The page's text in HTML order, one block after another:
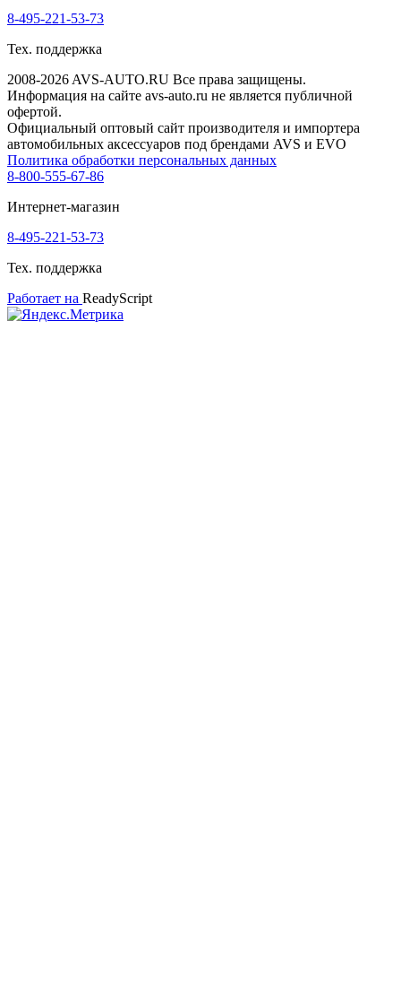
8-495-221-53-73
Тех. поддержка
2008-2026 AVS-AUTO.RU Все права защищены.
Информация на сайте avs-auto.ru не является публичной
офертой.
Официальный оптовый сайт производителя и импортера
автомобильных аксессуаров под брендами AVS и EVO
Политика обработки персональных данных
8-800-555-67-86
Интернет-магазин
8-495-221-53-73
Тех. поддержка
Работает на ReadyScript